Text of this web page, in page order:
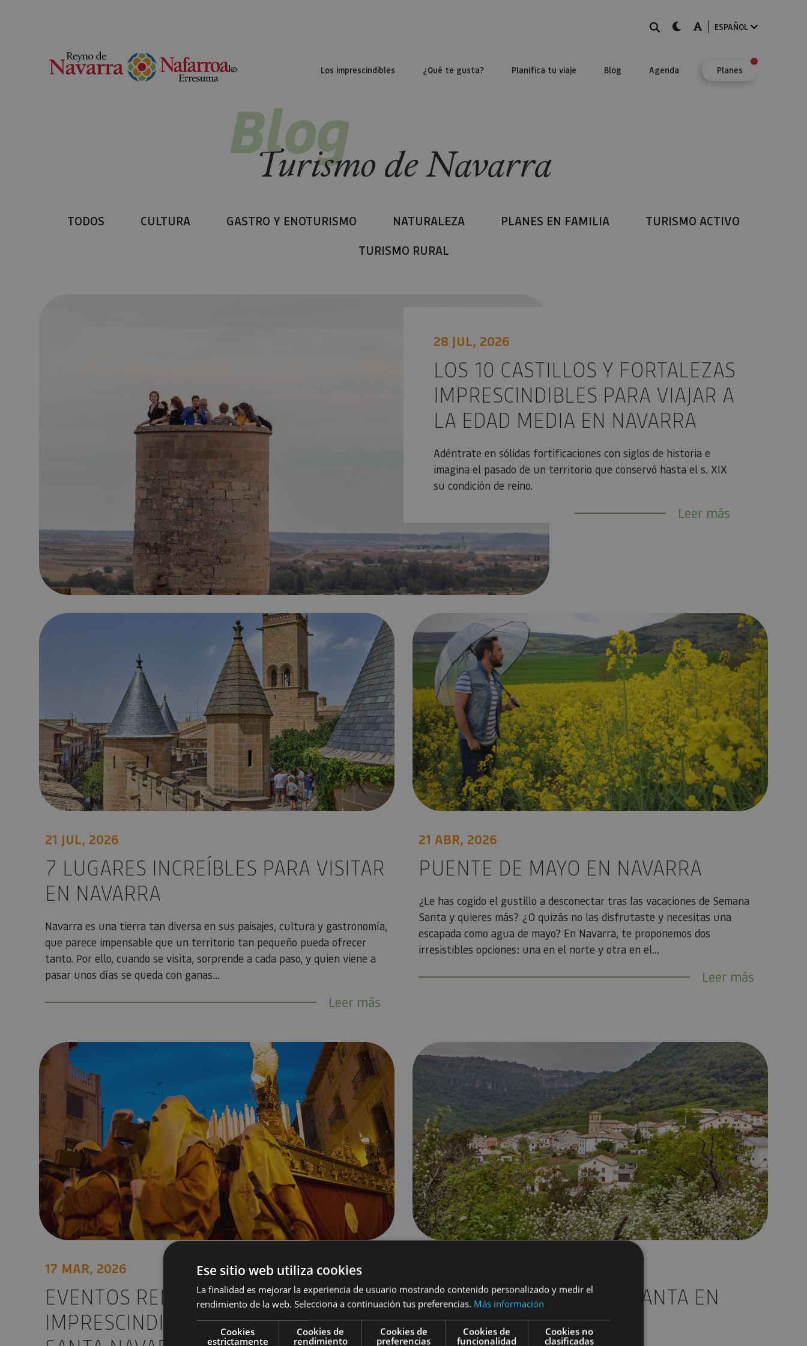
BUSCARdark-mode
A-modeESPAÑOL
Los imprescindibles ¿Qué te gusta? Planifica tu viaje Blog Agenda Planes
Blog
Turismo de Navarra
TODOS CULTURA GASTRO Y ENOTURISMO NATURALEZA PLANES EN FAMILIA
TURISMO ACTIVO
TURISMO RURAL
28 JUL, 2026
LOS 10 CASTILLOS Y FORTALEZAS
IMPRESCINDIBLES PARA VIAJAR A
LA EDAD MEDIA EN NAVARRA
Adéntrate en sólidas fortificaciones con siglos de historia e
imagina el pasado de un territorio que conservó hasta el s. XIX
su condición de reino.
Leer más
7 lugares increíbles para visitar en Navarra
21 JUL, 2026
7 LUGARES INCREÍBLES PARA VISITAR
EN NAVARRA
Navarra es una tierra tan diversa en sus paisajes, cultura y gastronomía,
que parece impensable que un territorio tan pequeño pueda ofrecer
tanto. Por ello, cuando se visita, sorprende a cada paso, y quien viene a
pasar unos días se queda con ganas...
Leer más
Puente de mayo en Navarra
21 ABR, 2026
PUENTE DE MAYO EN NAVARRA
¿Le has cogido el gustillo a desconectar tras las vacaciones de Semana
Santa y quieres más? ¿O quizás no las disfrutaste y necesitas una
escapada como agua de mayo? En Navarra, te proponemos dos
irresistibles opciones: una en el norte y otra en el...
Leer más
Eventos religiosos imprescindibles de la Semana Santa navarra
17 MAR, 2026
EVENTOS RELIGIOSOS
IMPRESCINDIBLES DE LA SEMANA
5 ideas para Semana Santa en Navarra
5 IDEAS PARA SEMANA SANTA EN
NAVARRA
Ese sitio web utiliza cookies
La finalidad es mejorar la experiencia de usuario mostrando contenido personalizado y medir el
rendimiento de la web. Selecciona a continuación tus preferencias. Más información
Cookies
estrictamente
Cookies de
rendimiento
Cookies de
preferencias
Cookies de
funcionalidad
Cookies no
clasificadas